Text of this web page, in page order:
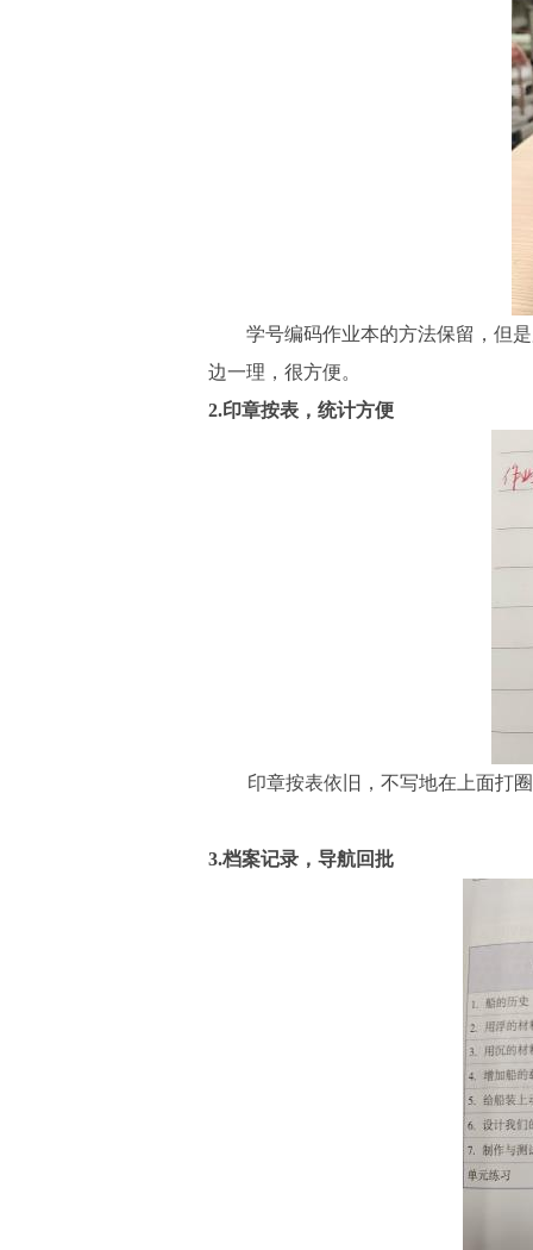
学号编码作业本的方法保留，但
边一理，很方便。
2.印章按表，统计方便
印章按表依旧，不写地在上面打
3.档案记录 ， 导航回批